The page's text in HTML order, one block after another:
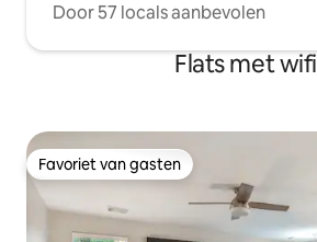
Door 57 locals aanbevolen
Flats met wifi
Favoriet van gasten
Favoriet van gasten